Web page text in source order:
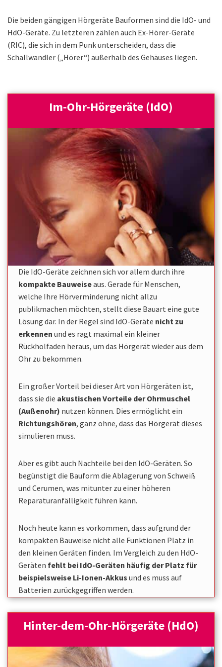
Die beiden gängigen Hörgeräte Bauformen sind die IdO- und
HdO-Geräte. Zu letzteren zählen auch Ex-Hörer-Geräte
(RIC), die sich in dem Punk unterscheiden, dass die
Schallwandler („Hörer“) außerhalb des Gehäuses liegen.
Im-Ohr-Hörgeräte (IdO)
Die IdO-Geräte zeichnen sich vor allem durch ihre
kompakte Bauweiseaus. Gerade für Menschen,
welche Ihre Hörverminderung nicht allzu
publikmachen möchten, stellt diese Bauart eine gute
Lösung dar. In der Regel sind IdO-Geräte nicht zu
erkennen und es ragt maximal ein kleiner
Rückholfaden heraus, um das Hörgerät wieder aus dem
Ohr zu bekommen.
Ein großer Vorteil bei dieser Art von Hörgeräten ist,
dass sie die akustischen Vorteile der Ohrmuschel
(Außenohr) nutzen können. Dies ermöglicht ein
Richtungshören, ganz ohne, dass das Hörgerät dieses
simulieren muss.
Aber es gibt auch Nachteile bei den IdO-Geräten. So
begünstigt die Bauform die Ablagerung von Schweiß
und Cerumen, was mitunter zu einer höheren
Reparaturanfälligkeit führen kann.
Noch heute kann es vorkommen, dass aufgrund der
kompakten Bauweise nicht alle Funktionen Platz in
den kleinen Geräten finden. Im Vergleich zu den HdO-
Geräten fehlt bei IdO-Geräten häufig der Platz für
beispielsweise Li-Ionen-Akkus und es muss auf
Batterien zurückgegriffen werden.
Hinter-dem-Ohr-Hörgeräte (HdO)